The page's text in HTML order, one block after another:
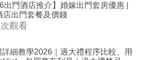
出門酒店推介】婚嫁出門套房優惠 |
店出門套餐及價錢
觀看
詳細教學2026｜過大禮程序比較、用